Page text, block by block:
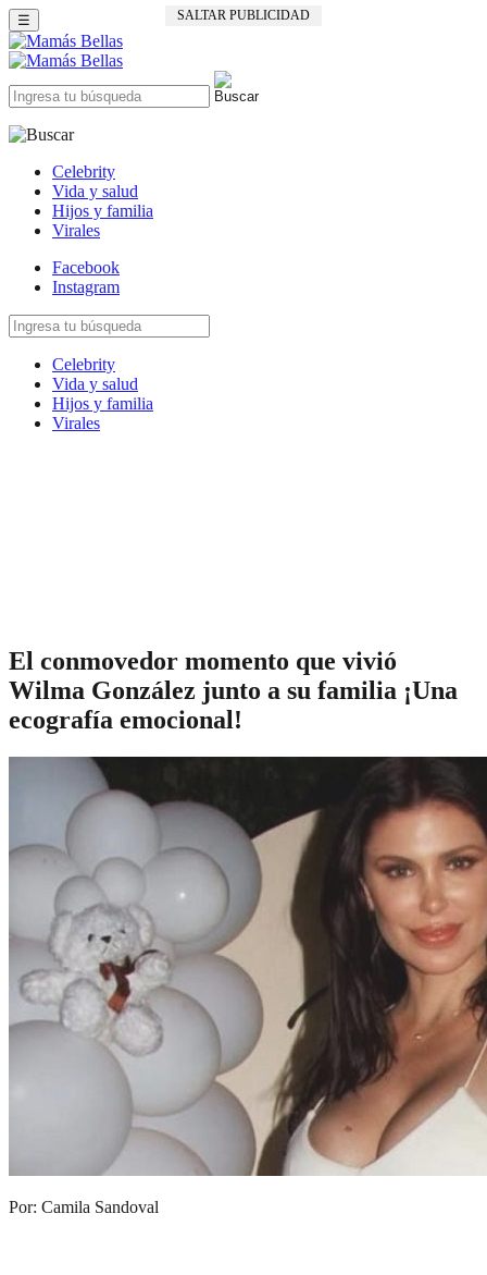
SALTAR PUBLICIDAD
☰
Celebrity
Vida y salud
Hijos y familia
Virales
Facebook
Instagram
Celebrity
Vida y salud
Hijos y familia
Virales
El conmovedor momento que vivió
Wilma González junto a su familia ¡Una
ecografía emocional!
Por: Camila Sandoval